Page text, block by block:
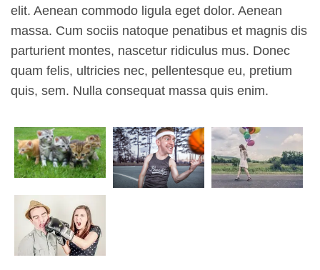
elit. Aenean commodo ligula eget dolor. Aenean
massa. Cum sociis natoque penatibus et magnis dis
parturient montes, nascetur ridiculus mus. Donec
quam felis, ultricies nec, pellentesque eu, pretium
quis, sem. Nulla consequat massa quis enim.